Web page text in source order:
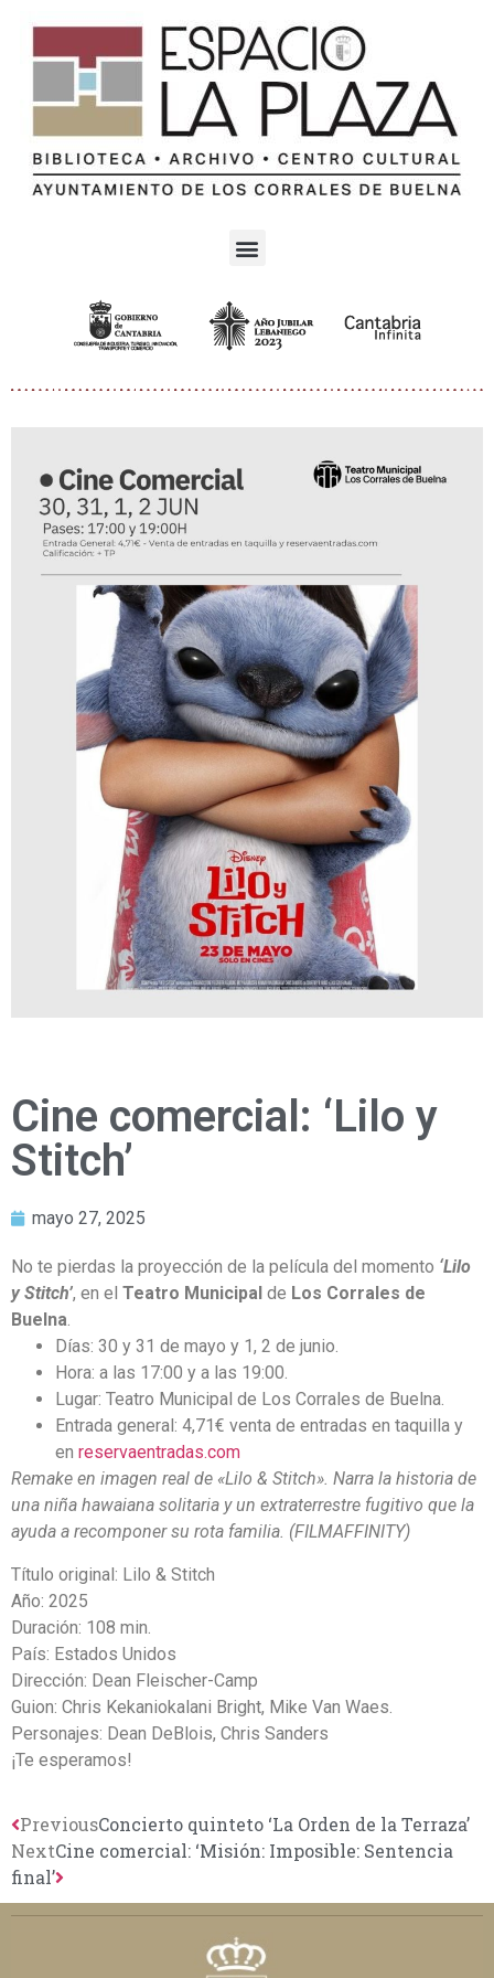
Cine comercial: ‘Lilo y
Stitch’
mayo 27, 2025
No te pierdas la proyección de la película del momento ‘Lilo
y Stitch’, en el Teatro Municipal de Los Corrales de
Buelna.
Días: 30 y 31 de mayo y 1, 2 de junio.
Hora: a las 17:00 y a las 19:00.
Lugar: Teatro Municipal de Los Corrales de Buelna.
Entrada general: 4,71€ venta de entradas en taquilla y
en reservaentradas.com
Remake en imagen real de «Lilo & Stitch». Narra la historia de
una niña hawaiana solitaria y un extraterrestre fugitivo que la
ayuda a recomponer su rota familia. (FILMAFFINITY)
Título original: Lilo & Stitch
Año: 2025
Duración: 108 min.
País: Estados Unidos
Dirección: Dean Fleischer-Camp
Guion: Chris Kekaniokalani Bright, Mike Van Waes.
Personajes: Dean DeBlois, Chris Sanders
¡Te esperamos!
PreviousConcierto quinteto ‘La Orden de la Terraza’
NextCine comercial: ‘Misión: Imposible: Sentencia
final’